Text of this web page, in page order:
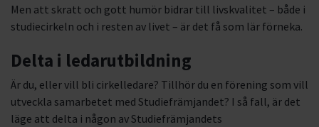
Men att skratt och gott humör bidrar till livskvalitet – både i
studiecirkeln och i resten av livet – är det få som lär förneka.
Delta i ledarutbildning
Är du, eller vill bli cirkelledare? Tillhör du en förening som vill
utveckla samarbetet med Studiefrämjandet? I så fall, är det
läge att delta i någon av Studiefrämjandets